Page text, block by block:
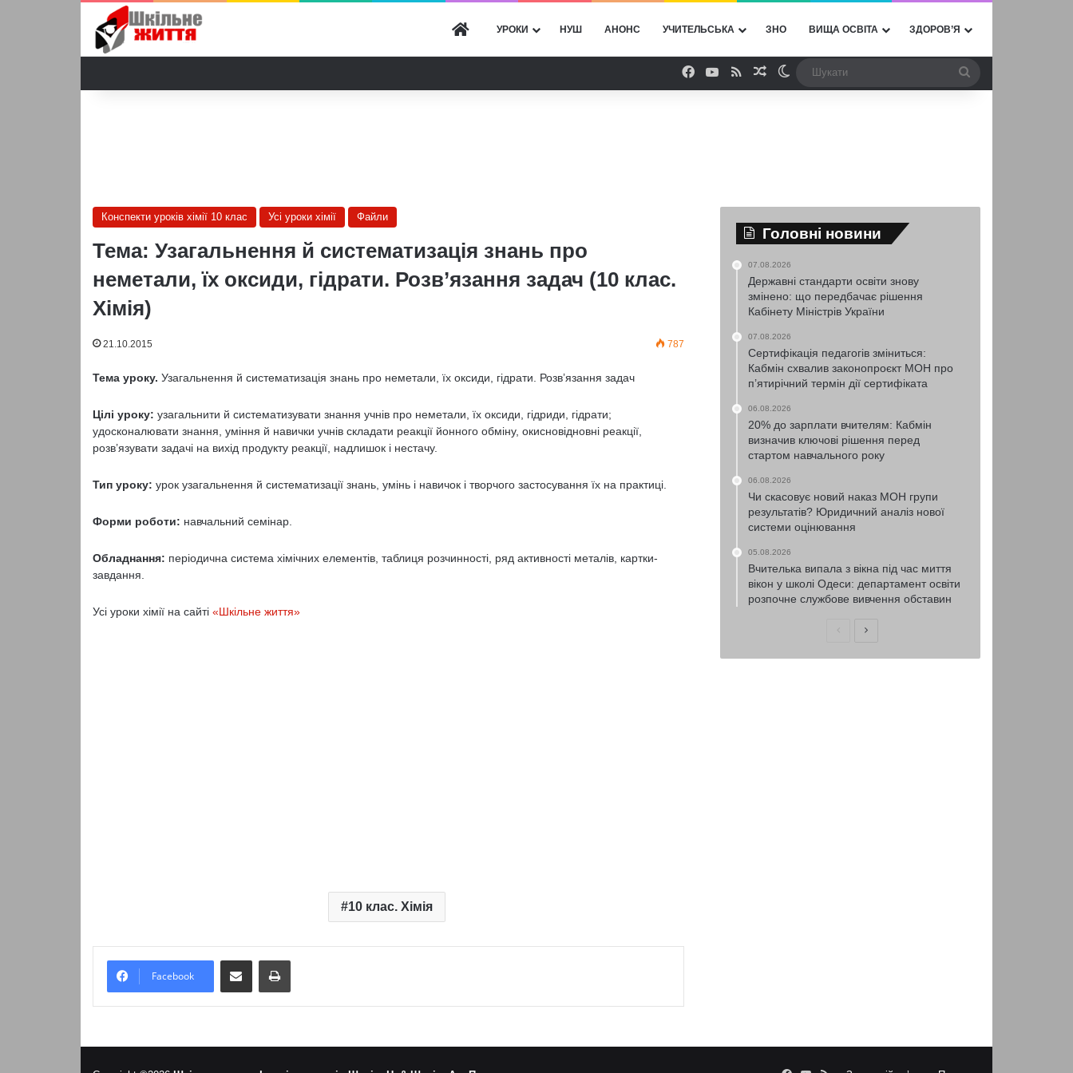
ГОЛОВНА
УРОКИ НУШ АНОНС УЧИТЕЛЬСЬКА ЗНО ВИЩА ОСВІТА ЗДОРОВ’Я
Facebook
YouTube
RSSВипадкова стаття
Switch skin
Конспекти уроків хімії 10 клас Усі уроки хімії Файли
Тема: Узагальнення й систематизація знань про
неметали, їх оксиди, гідрати. Розв’язання задач (10 клас.
Хімія)
21.10.2015 787
Тема уроку. Узагальнення й систематизація знань про неметали, їх оксиди, гідрати. Розв’язання задач
Цілі уроку: узагальнити й систематизувати знання учнів про неметали, їх оксиди, гідриди, гідрати;
удосконалювати знання, уміння й навички учнів складати реакції йонного обміну, окисновідновні реакції,
розв’язувати задачі на вихід продукту реакції, надлишок і нестачу.
Тип уроку: урок узагальнення й систематизації знань, умінь і навичок і творчого застосування їх на практиці.
Форми роботи: навчальний семінар.
Обладнання: періодична система хімічних елементів, таблиця розчинності, ряд активності металів, картки-
завдання.
Усі уроки хімії на сайті «Шкільне життя»
10 клас. Хімія
Facebook
Надіслати електронною поштоюНадрукувати
Головні новини
07.08.2026
Державні стандарти освіти знову
змінено: що передбачає рішення
Кабінету Міністрів України
07.08.2026
Сертифікація педагогів зміниться:
Кабмін схвалив законопроєкт МОН про
п’ятирічний термін дії сертифіката
06.08.2026
20% до зарплати вчителям: Кабмін
визначив ключові рішення перед
стартом навчального року
06.08.2026
Чи скасовує новий наказ МОН групи
результатів? Юридичний аналіз нової
системи оцінювання
05.08.2026
Вчителька випала з вікна під час миття
вікон у школі Одеси: департамент освіти
розпочне службове вивчення обставин
ПопередняНаступна